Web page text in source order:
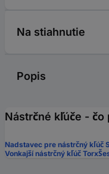
Na stiahnutie
Popis
Nástrčné kľúče - čo
Nadstavec pre nástrčný kľúč
Vonkajší nástrčný kľúč Torx